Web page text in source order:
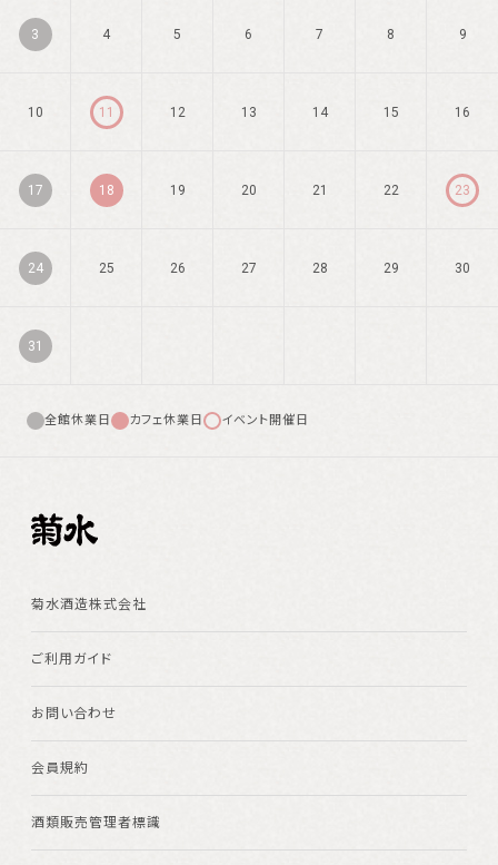
3 4 5 6 7 8 9
10 11 12 13 14 15 16
17 18 19 20 21 22 23
24 25 26 27 28 29 30
31
全館休業日 カフェ休業日 イベント開催日
菊水酒造株式会社
ご利用ガイド
お問い合わせ
会員規約
酒類販売管理者標識